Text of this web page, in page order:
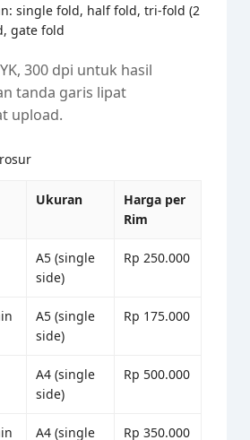
single fold, half fold, tri-fold (2
gate fold
300 dpi untuk hasil
tanda garis lipat
upload.
Ukuran
Harga per
Rim
A5 (single
side)
Rp 250.000
A5 (single
side)
Rp 175.000
A4 (single
side)
Rp 500.000
A4 (single
Rp 350.000